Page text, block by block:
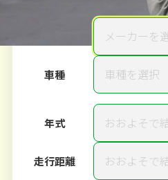
メーカーを
車種 車種を選択
年式 おおよそで
走行距離 おおよそで